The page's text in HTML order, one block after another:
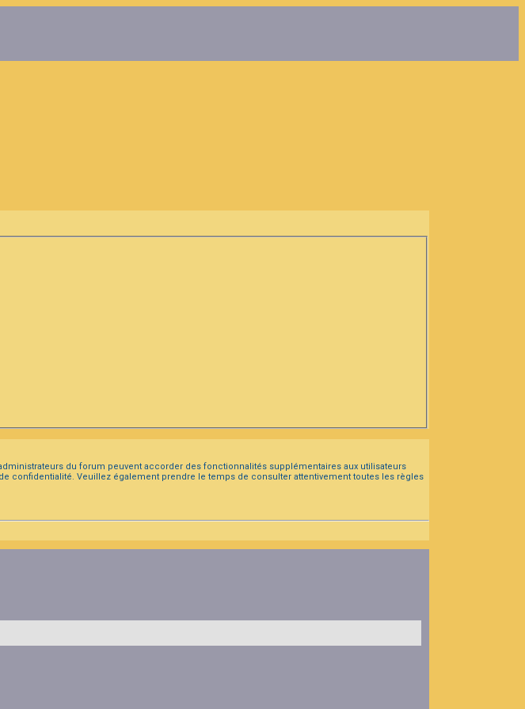
du forum peuvent accorder des fonctionnalités supplémentaires aux utilisateurs
confidentialité. Veuillez également prendre le temps de consulter attentivement toutes les règles